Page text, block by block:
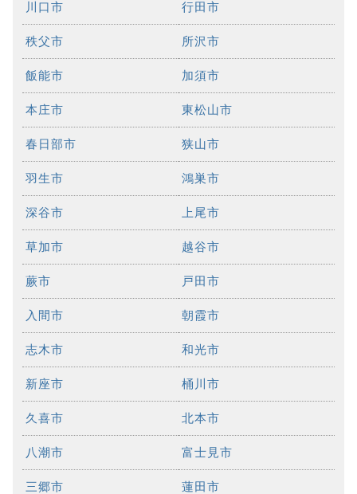
川口市 行田市
秩父市 所沢市
飯能市 加須市
本庄市 東松山市
春日部市 狭山市
羽生市 鴻巣市
深谷市 上尾市
草加市 越谷市
蕨市 戸田市
入間市 朝霞市
志木市 和光市
新座市 桶川市
久喜市 北本市
八潮市 富士見市
三郷市 蓮田市